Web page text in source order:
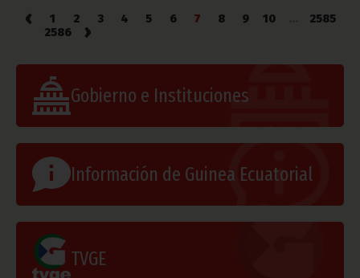
‹ 1 2 3 4 5 6 7 8 9 10
2585
2586
›
Gobierno e Instituciones
Información de Guinea Ecuatorial
TVGE